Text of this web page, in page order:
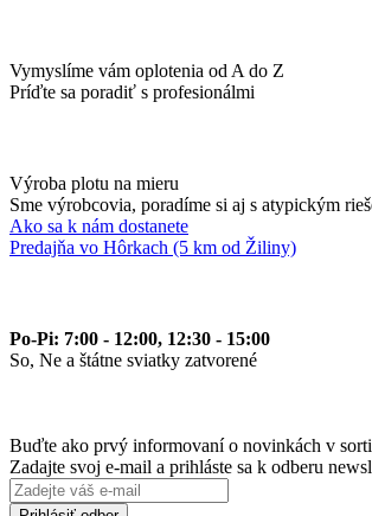
Vymyslíme vám oplotenia od A do Z
Príďte sa poradiť s profesionálmi
Výroba plotu na mieru
Sme výrobcovia, poradíme si aj s atypickým
Ako sa k nám dostanete
Predajňa vo Hôrkach (5 km od Žiliny)
Po-Pi: 7:00 - 12:00, 12:30 - 15:00
So, Ne a štátne sviatky zatvorené
Buďte ako prvý informovaní o novinkách v
Zadajte svoj e-mail a prihláste sa k odberu